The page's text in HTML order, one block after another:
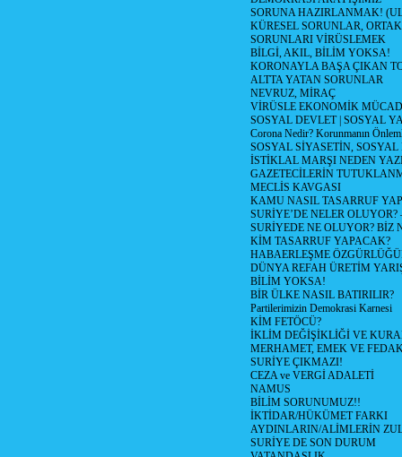
SORUNA HAZIRLANMAK!
KÜRESEL SORUNLAR,
SORUNLARI VİRÜSLEMEK
BİLGİ, AKIL, BİLİM YOKSA!
KORONAYLA BAŞA ÇIKAN
ALTTA YATAN SORUNLAR
NEVRUZ, MİRAÇ
VİRÜSLE EKONOMİK
SOSYAL DEVLET | SOSYAL
Corona Nedir? Korunmanın
SOSYAL SİYASETİN,
İSTİKLAL MARŞI NEDEN
GAZETECİLERİN
MECLİS KAVGASI
KAMU NASIL TASARRUF
SURİYE’DE NELER OLUYOR?
SURİYEDE NE OLUYOR? BİZ
KİM TASARRUF YAPACAK?
HABAERLEŞME
DÜNYA REFAH ÜRETİM
BİLİM YOKSA!
BİR ÜLKE NASIL BATIRILIR?
Partilerimizin Demokrasi Karnesi
KİM FETÖCÜ?
İKLİM DEĞİŞİKLİĞİ VE
MERHAMET, EMEK VE
SURİYE ÇIKMAZI!
CEZA ve VERGİ ADALETİ
NAMUS
BİLİM SORUNUMUZ!!
İKTİDAR/HÜKÜMET FARKI
AYDINLARIN/ALİMLERİN
SURİYE DE SON DURUM